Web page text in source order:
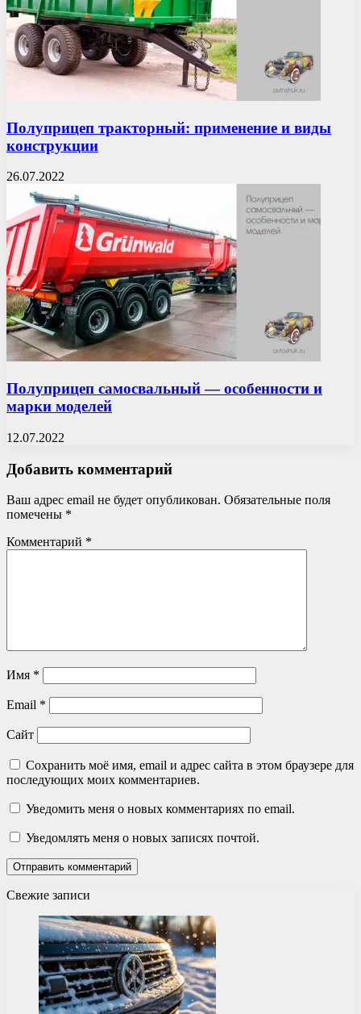
Полуприцеп тракторный: применение и виды
конструкции
26.07.2022
Полуприцеп самосвальный — особенности и
марки моделей
12.07.2022
Добавить комментарий
Ваш адрес email не будет опубликован. Обязательные поля
помечены *
Комментарий *
Имя *
Email *
Сайт
Сохранить моё имя, email и адрес сайта в этом браузере для
последующих моих комментариев.
Уведомить меня о новых комментариях по email.
Уведомлять меня о новых записях почтой.
Свежие записи